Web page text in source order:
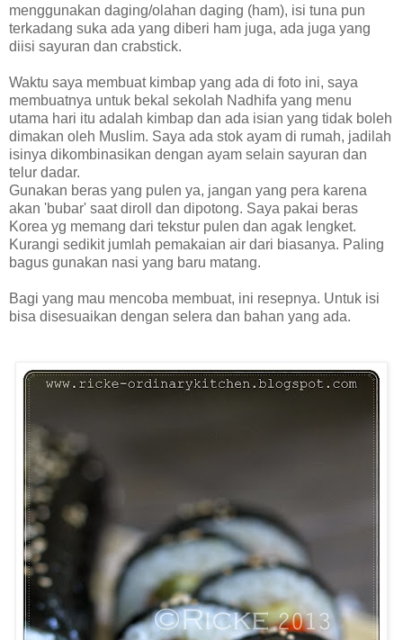
menggunakan daging/olahan daging (ham), isi tuna pun
terkadang suka ada yang diberi ham juga, ada juga yang
diisi sayuran dan crabstick.
Waktu saya membuat kimbap yang ada di foto ini, saya
membuatnya untuk bekal sekolah Nadhifa yang menu
utama hari itu adalah kimbap dan ada isian yang tidak boleh
dimakan oleh Muslim. Saya ada stok ayam di rumah, jadilah
isinya dikombinasikan dengan ayam selain sayuran dan
telur dadar.
Gunakan beras yang pulen ya, jangan yang pera karena
akan 'bubar' saat diroll dan dipotong. Saya pakai beras
Korea yg memang dari tekstur pulen dan agak lengket.
Kurangi sedikit jumlah pemakaian air dari biasanya. Paling
bagus gunakan nasi yang baru matang.
Bagi yang mau mencoba membuat, ini resepnya. Untuk isi
bisa disesuaikan dengan selera dan bahan yang ada.